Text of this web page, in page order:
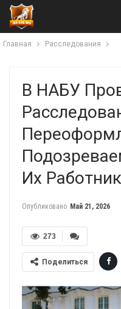
Главная Расследования
В НАБУ
Их
Опубликовано Май 21, 2026
273
Поделиться